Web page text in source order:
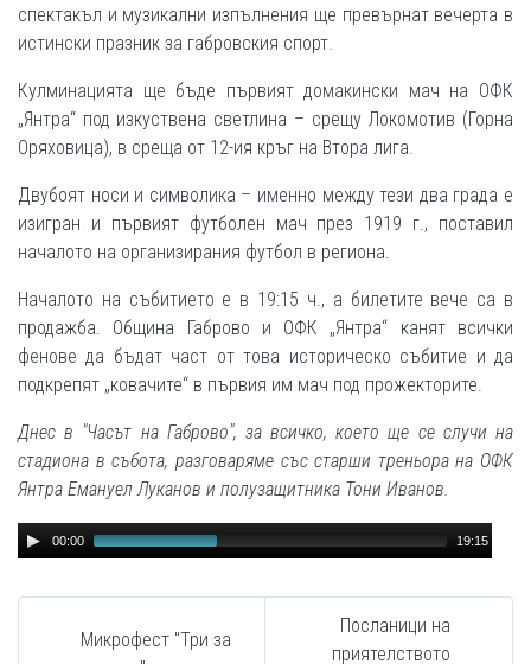
спектакъл и музикални изпълнения ще превърнат вечерта в
истински празник за габровския спорт.
Кулминацията ще бъде първият домакински мач на ОФК
„Янтра“ под изкуствена светлина – срещу Локомотив (Горна
Оряховица), в среща от 12-ия кръг на Втора лига.
Двубоят носи и символика – именно между тези два града е
изигран и първият футболен мач през 1919 г., поставил
началото на организирания футбол в региона.
Началото на събитието е в 19:15 ч., а билетите вече са в
продажба. Община Габрово и ОФК „Янтра“ канят всички
фенове да бъдат част от това историческо събитие и да
подкрепят „ковачите“ в първия им мач под прожекторите.
Днес в "Часът на Габрово", за всичко, което ще се случи на
стадиона в събота, разговаряме със старши треньора на ОФК
Янтра Емануел Луканов и полузащитника Тони Иванов.
Audio
Player
00:00 19:15
Микрофест "Три за
Посланици на
приятелството